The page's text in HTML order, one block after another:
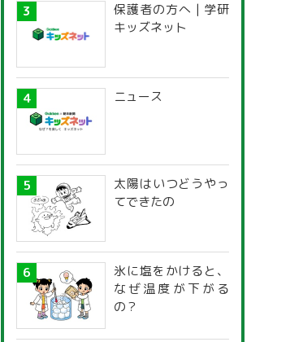
保護者の方へ | 学研
キッズネット
ニュース
太陽はいつどうやっ
てできたの
氷に塩をかけると、
なぜ温度が下がる
の？